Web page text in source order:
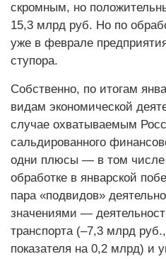
скромным, но
15,3 млрд руб. Но по
уже в феврале
ступора.
Собственно, по итогам
видам экономической
случае охватываемым
сальдированного
одни плюсы — в том
обработке в январской
пара «подвидов»
значениями —
транспорта (–7,3 млрд
показателя на 0,2 млрд) и